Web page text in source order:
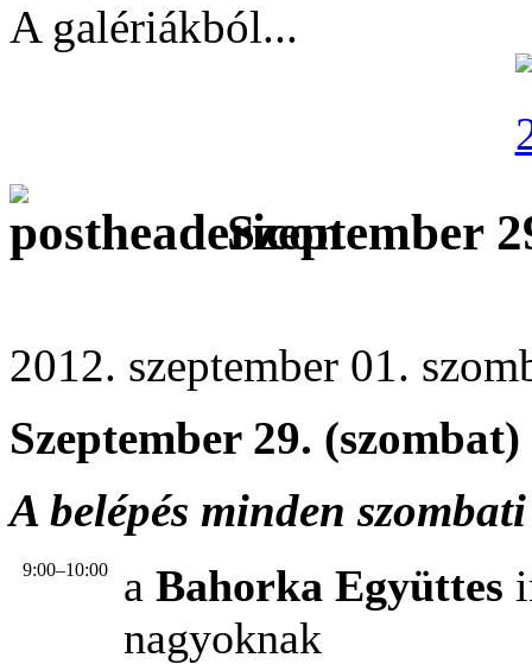
A galériákból...
Szeptember
2012. szeptember 01.
Szeptember 29. (szombat)
A belépés minden
9:00–10:00 a Bahorka Együttes
nagyoknak